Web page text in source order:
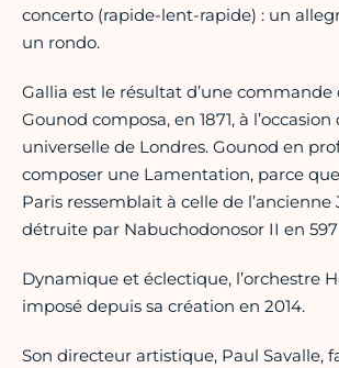
concerto (rapide-lent-rapide) : un
un rondo.
Gallia est le résultat d’une commande
Gounod composa, en 1871, à l’occasion
universelle de Londres. Gounod en
composer une Lamentation, parce
Paris ressemblait à celle de l’ancienne
détruite par Nabuchodonosor II en 597
Dynamique et éclectique, l’orchestre
imposé depuis sa création en 2014.
Son directeur artistique, Paul Savalle,